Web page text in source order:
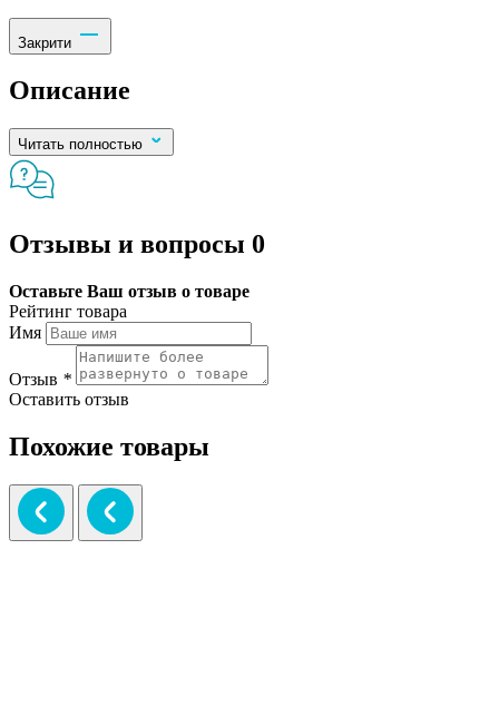
Закрити
Описание
Читать полностью
Отзывы и вопросы 0
Оставьте Ваш отзыв о товаре
Рейтинг товара
Имя
Отзыв *
Оставить отзыв
Похожие товары